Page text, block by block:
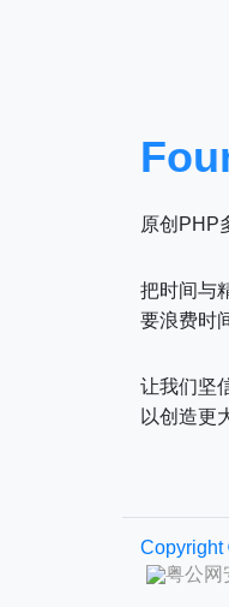
原创PHP
把时间与
要浪费时
让我们坚
以创造更
Copyright
粤公网